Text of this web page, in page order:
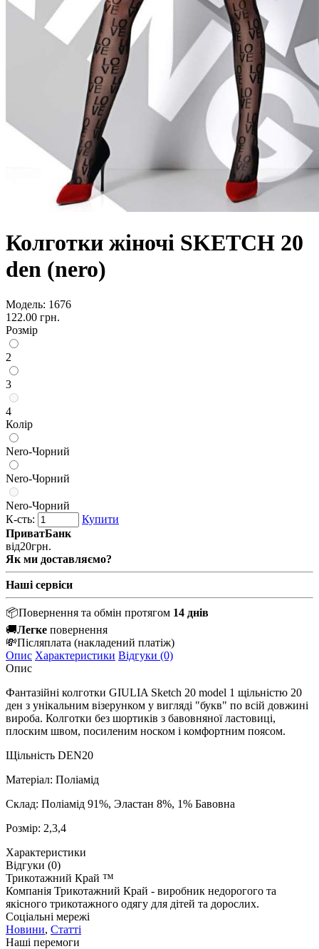
Колготки жіночі SKETCH 20
den (nero)
Модель: 1676
122.00 грн.
Розмір
2
3
4
Колір
Nero-Чорний
Nero-Чорний
Nero-Чорний
К-сть:
Купити
ПриватБанк
від20грн.
Як ми доставляємо?
Наші сервіси
📦Повернення та обмін протягом 14 днів
🚚Легке повернення
💸Післяплата (накладений платіж)
Опис Характеристики Відгуки (0)
Опис
Фантазійні колготки GIULIA Sketch 20 model 1 щільністю 20
ден з унікальним візерунком у вигляді "букв" по всій довжині
вироба. Колготки без шортиків з бавовняної ластовиці,
плоским швом, посиленим носком і комфортним поясом.
Щільність DEN20
Матеріал: Поліамід
Склад: Поліамід 91%, Эластан 8%, 1% Бавовна
Розмір: 2,3,4
Характеристики
Відгуки (0)
Трикотажний Край ™
Компанія Трикотажний Край - виробник недорогого та
якісного трикотажного одягу для дітей та дорослих.
Соціальні мережі
Новини, Статті
Наші перемоги